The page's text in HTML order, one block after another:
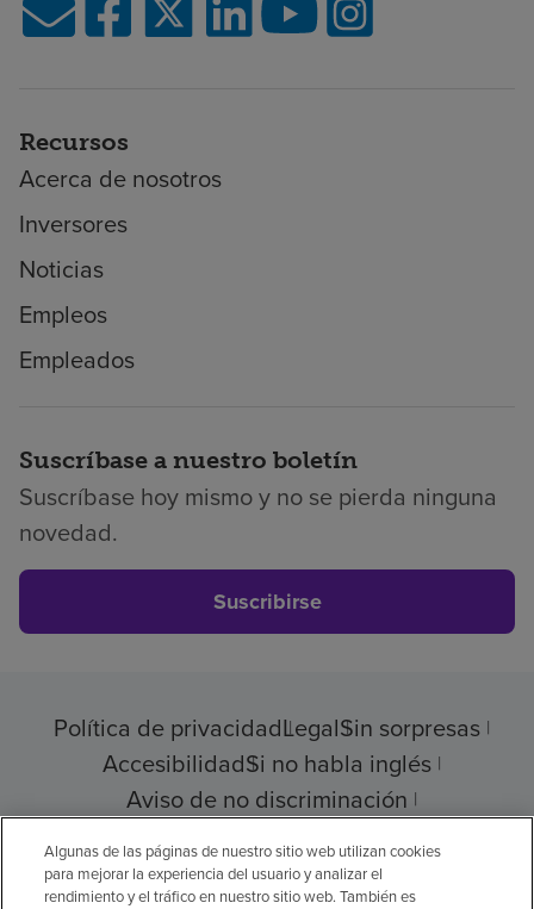
Recursos
Acerca de nosotros
Inversores
Noticias
Empleos
Empleados
Suscríbase a nuestro boletín
Suscríbase hoy mismo y no se pierda ninguna
novedad.
Suscribirse
Política de privacidadLegalSin sorpresas
AccesibilidadSi no habla inglés
Aviso de no discriminación
Cumplimiento de los proveedores
Algunas de las páginas de nuestro sitio web utilizan cookies
para mejorar la experiencia del usuario y analizar el
rendimiento y el tráfico en nuestro sitio web. También es